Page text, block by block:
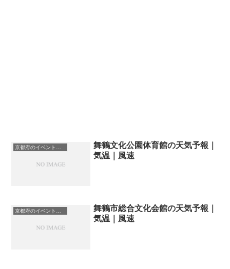
舞鶴文化公園体育館の天気予報｜
気温｜風速
舞鶴市総合文化会館の天気予報｜
気温｜風速